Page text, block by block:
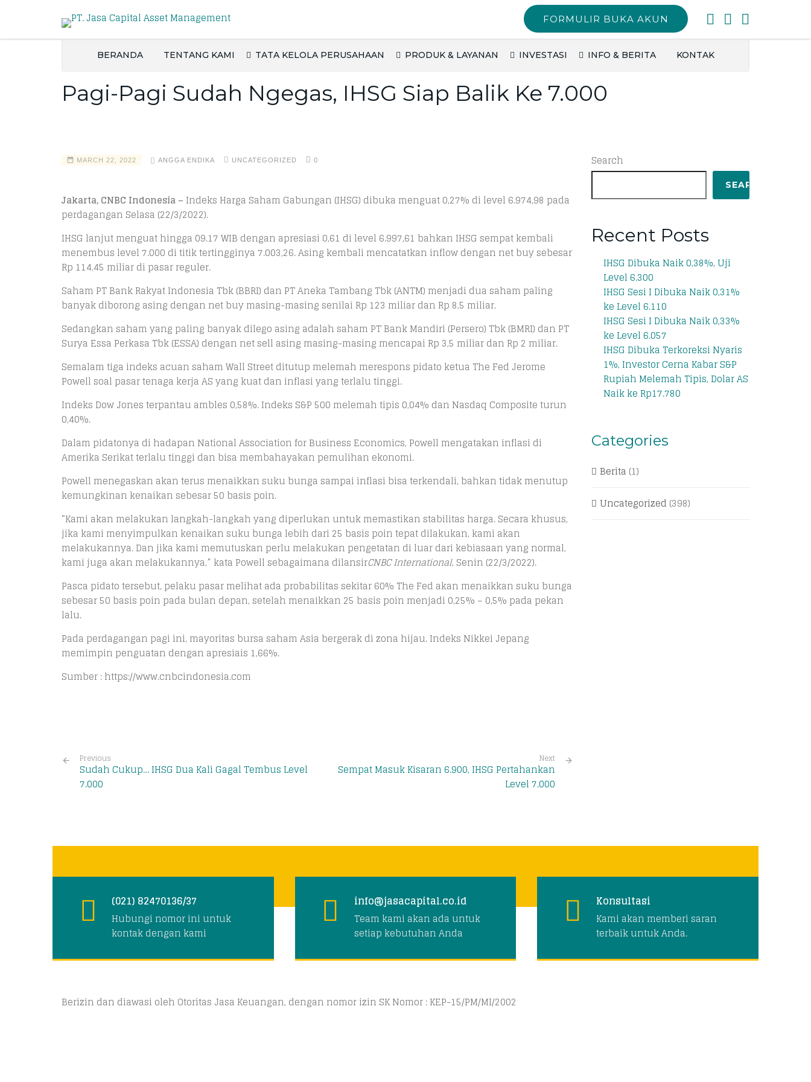
FORMULIR BUKA AKUN
BERANDA TENTANG KAMI TATA KELOLA PERUSAHAAN PRODUK & LAYANAN INVESTASI INFO & BERITA KONTAK
Pagi-Pagi Sudah Ngegas, IHSG Siap Balik Ke 7.000
MARCH 22, 2022 ANGGA ENDIKA UNCATEGORIZED 0
Jakarta, CNBC Indonesia – Indeks Harga Saham Gabungan (IHSG) dibuka menguat 0,27% di level 6.974,98 pada
perdagangan Selasa (22/3/2022).
IHSG lanjut menguat hingga 09.17 WIB dengan apresiasi 0,61 di level 6.997,61 bahkan IHSG sempat kembali
menembus level 7.000 di titik tertingginya 7.003,26. Asing kembali mencatatkan inflow dengan net buy sebesar
Rp 114,45 miliar di pasar reguler.
Saham PT Bank Rakyat Indonesia Tbk (BBRI) dan PT Aneka Tambang Tbk (ANTM) menjadi dua saham paling
banyak diborong asing dengan net buy masing-masing senilai Rp 123 miliar dan Rp 8,5 miliar.
Sedangkan saham yang paling banyak dilego asing adalah saham PT Bank Mandiri (Persero) Tbk (BMRI) dan PT
Surya Essa Perkasa Tbk (ESSA) dengan net sell asing masing-masing mencapai Rp 3,5 miliar dan Rp 2 miliar.
Semalam tiga indeks acuan saham Wall Street ditutup melemah merespons pidato ketua The Fed Jerome
Powell soal pasar tenaga kerja AS yang kuat dan inflasi yang terlalu tinggi.
Indeks Dow Jones terpantau ambles 0,58%. Indeks S&P 500 melemah tipis 0,04% dan Nasdaq Composite turun
0,40%.
Dalam pidatonya di hadapan National Association for Business Economics, Powell mengatakan inflasi di
Amerika Serikat terlalu tinggi dan bisa membahayakan pemulihan ekonomi.
Powell menegaskan akan terus menaikkan suku bunga sampai inflasi bisa terkendali, bahkan tidak menutup
kemungkinan kenaikan sebesar 50 basis poin.
“Kami akan melakukan langkah-langkah yang diperlukan untuk memastikan stabilitas harga. Secara khusus,
jika kami menyimpulkan kenaikan suku bunga lebih dari 25 basis poin tepat dilakukan, kami akan
melakukannya. Dan jika kami memutuskan perlu melakukan pengetatan di luar dari kebiasaan yang normal,
kami juga akan melakukannya,” kata Powell sebagaimana dilansirCNBC International, Senin (22/3/2022).
Pasca pidato tersebut, pelaku pasar melihat ada probabilitas sekitar 60% The Fed akan menaikkan suku bunga
sebesar 50 basis poin pada bulan depan, setelah menaikkan 25 basis poin menjadi 0,25% – 0,5% pada pekan
lalu.
Pada perdagangan pagi ini, mayoritas bursa saham Asia bergerak di zona hijau. Indeks Nikkei Jepang
memimpin penguatan dengan apresiais 1,66%.
Sumber : https://www.cnbcindonesia.com
Previous
Sudah Cukup… IHSG Dua Kali Gagal Tembus Level
7.000
Next
Sempat Masuk Kisaran 6.900, IHSG Pertahankan
Level 7.000
Search
SEARCH
Recent Posts
IHSG Dibuka Naik 0,38%, Uji
Level 6.300
IHSG Sesi I Dibuka Naik 0,31%
ke Level 6.110
IHSG Sesi I Dibuka Naik 0,33%
ke Level 6.057
IHSG Dibuka Terkoreksi Nyaris
1%, Investor Cerna Kabar S&P
Rupiah Melemah Tipis, Dolar AS
Naik ke Rp17.780
Categories
Berita (1)
Uncategorized (398)
(021) 82470136/37
Hubungi nomor ini untuk
kontak dengan kami
info@jasacapital.co.id
Team kami akan ada untuk
setiap kebutuhan Anda
Konsultasi
Kami akan memberi saran
terbaik untuk Anda.
Berizin dan diawasi oleh Otoritas Jasa Keuangan, dengan nomor izin SK Nomor : KEP-15/PM/MI/2002